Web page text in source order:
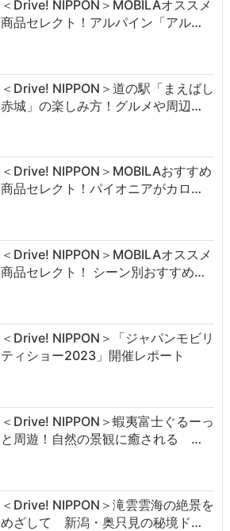
＜Drive! NIPPON＞MOBILAオススメ
商品セレクト！アルパイン「アル…
＜Drive! NIPPON＞道の駅「まえばし
赤城」の楽しみ方！グルメや周辺…
＜Drive! NIPPON＞MOBILAおすすめ
商品セレクト！パイオニアがカロ…
＜Drive! NIPPON＞MOBILAオススメ
商品セレクト！ シーン別おすすめ…
＜Drive! NIPPON＞「ジャパンモビリ
ティショー2023」開催レポート
＜Drive! NIPPON＞蝦夷富士ぐるーっ
と周遊！自然の景観に癒される …
＜Drive! NIPPON＞滝雲雲海の絶景を
めざして 新潟・奥只見の秘境ド…